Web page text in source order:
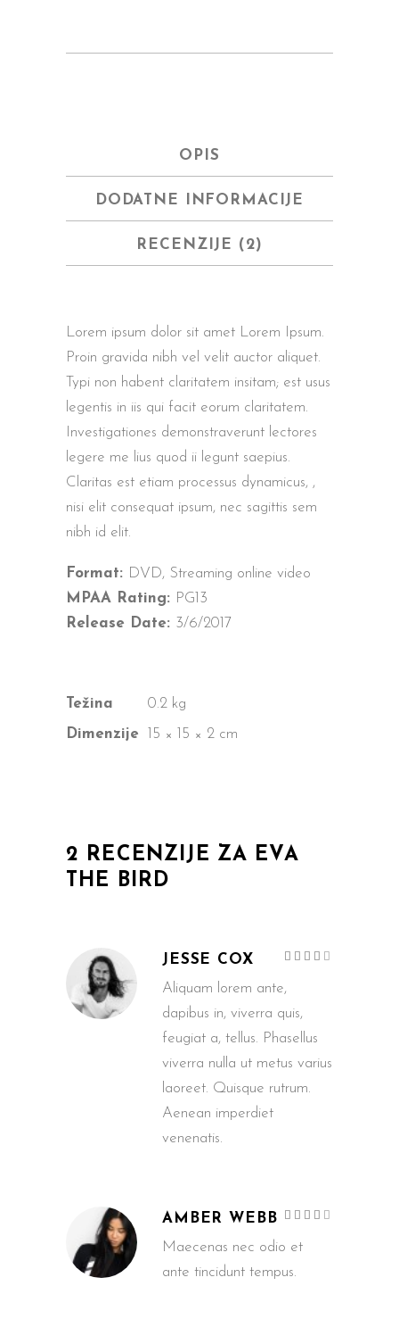
OPIS
DODATNE INFORMACIJE
RECENZIJE (2)
Lorem ipsum dolor sit amet Lorem Ipsum.
Proin gravida nibh vel velit auctor aliquet.
Typi non habent claritatem insitam; est usus
legentis in iis qui facit eorum claritatem.
Investigationes demonstraverunt lectores
legere me lius quod ii legunt saepius.
Claritas est etiam processus dynamicus, ,
nisi elit consequat ipsum, nec sagittis sem
nibh id elit.
Format: DVD, Streaming online video
MPAA Rating: PG13
Release Date: 3/6/2017
Težina
0.2 kg
Dimenzije
15 × 15 × 2 cm
2 RECENZIJE ZA EVA
THE BIRD
JESSE COX
Aliquam lorem ante,
dapibus in, viverra quis,
feugiat a, tellus. Phasellus
viverra nulla ut metus varius
laoreet. Quisque rutrum.
Aenean imperdiet
venenatis.
AMBER WEBB
Maecenas nec odio et
ante tincidunt tempus.